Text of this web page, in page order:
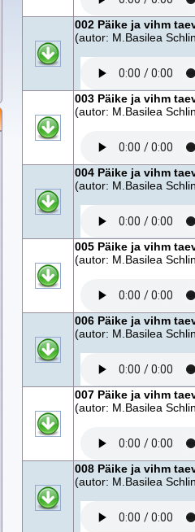
002 Päike ja vihm
(autor: M.Basilea
003 Päike ja vihm
(autor: M.Basilea
004 Päike ja vihm
(autor: M.Basilea
005 Päike ja vihm
(autor: M.Basilea
006 Päike ja vihm
(autor: M.Basilea
007 Päike ja vihm
(autor: M.Basilea
008 Päike ja vihm
(autor: M.Basilea